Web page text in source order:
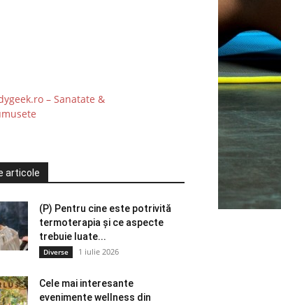
– Sanatate &
articole
(P) Pentru cine este potrivită
termoterapia și ce aspecte
trebuie luate...
Diverse 1 iulie 2026
Cele mai interesante
evenimente wellness din